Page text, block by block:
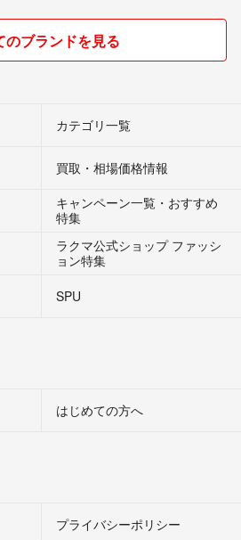
のブランドを見る
カテゴリ一覧
買取・相場価格情報
キャンペーン一覧・おすすめ
特集
ラクマ公式ショップ ファッシ
ョン特集
SPU
はじめての方へ
プライバシーポリシー